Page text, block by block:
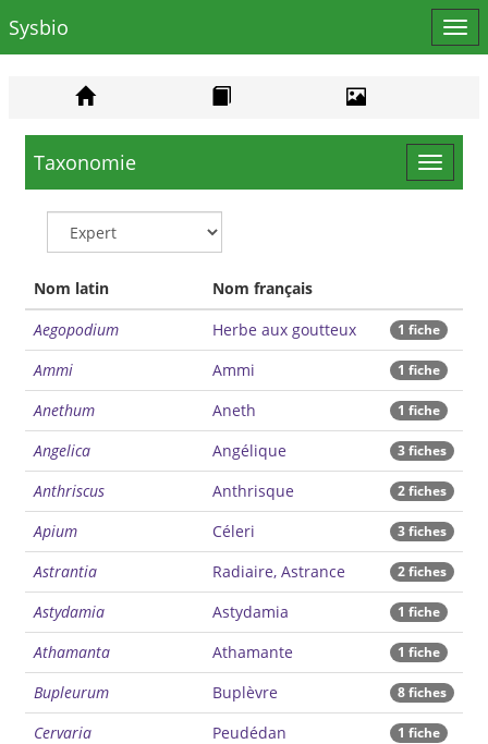
le
Sysbio
Toggle
Taxonomie
Nom latin
Nom français
Aegopodium
Herbe aux goutteux 1 fiche
Ammi Ammi 1 fiche
Anethum Aneth 1 fiche
Angelica Angélique 3 fiches
Anthriscus Anthrisque 2 fiches
Apium Céleri 3 fiches
Astrantia Radiaire, Astrance 2 fiches
Astydamia Astydamia 1 fiche
Athamanta Athamante 1 fiche
Bupleurum Buplèvre 8 fiches
Cervaria Peudédan 1 fiche